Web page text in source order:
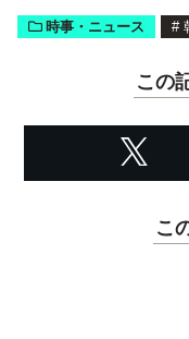
時事・ニュース #
この
こ